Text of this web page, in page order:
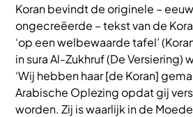
Koran bevindt de originele –
ongecreëerde – tekst van de
‘op een welbewaarde tafel’
in sura Al-Zukhruf (De Versiering)
‘Wij hebben haar [de Koran]
Arabische Oplezing opdat gij
worden. Zij is waarlijk in de